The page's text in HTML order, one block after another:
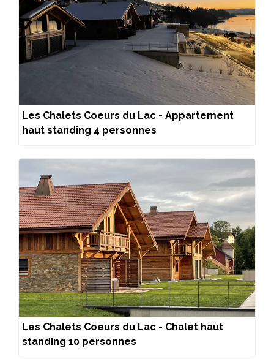
Les Chalets Coeurs du Lac - Appartement
haut standing 4 personnes
Les Chalets Coeurs du Lac - Chalet haut
standing 10 personnes